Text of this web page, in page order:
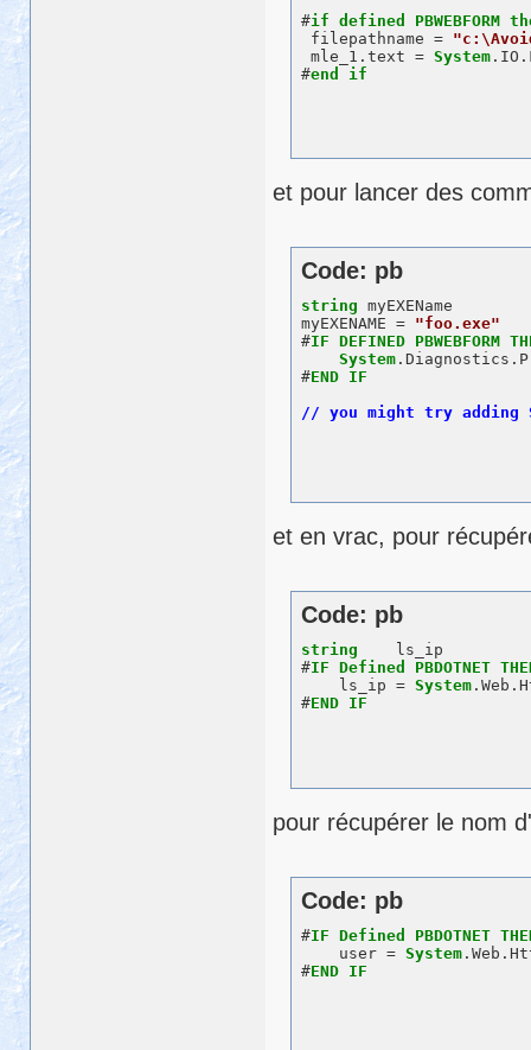
#if defined PBWEBFORM
filepathname =
mle_1.text = System
#end if
et pour lancer des
Code: pb
string myEXEName
myEXENAME = "foo.exe"
#IF DEFINED PBWEBFORM
System
#END IF
et en vrac, pour
Code: pb
string
    ls_ip
#IF Defined PBDOTNET
    ls_ip =
System
#END IF
pour récupérer le nom
Code: pb
#IF Defined PBDOTNET
    user =
System
#END IF